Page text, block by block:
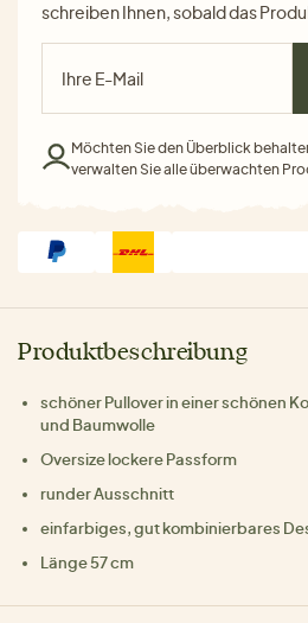
schreiben Ihnen, sobald das
Möchten Sie den Überblick
verwalten Sie alle überwachten
Produktbeschreibung
schöner Pullover in einer schönen
und Baumwolle
Oversize lockere Passform
runder Ausschnitt
einfarbiges, gut kombinierbares
Länge 57 cm